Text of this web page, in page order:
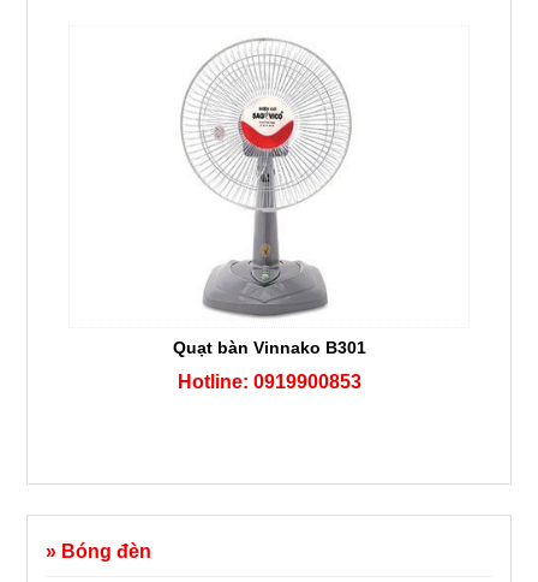
Quạt bàn Vinnako B301
Hotline: 0919900853
» Bóng đèn